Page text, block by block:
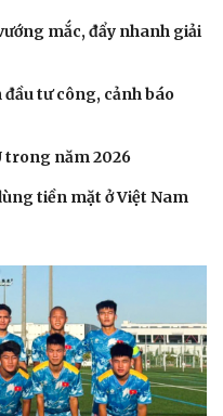
Câu chuyện thời sự
Cửa sổ tình yêu
mắc, đẩy nhanh giải
tư công, cảnh báo
trong năm 2026
tiền mặt ở Việt Nam